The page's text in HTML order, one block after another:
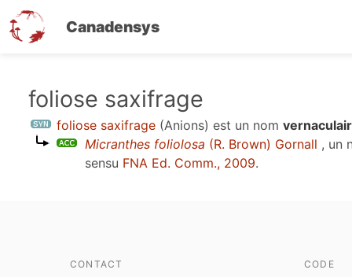
Canadensys
contenu
principal
foliose saxifrage
foliose saxifrage (Anions) est un nom
Micranthes foliolosa (R. Brown) Gornall , un
sensu FNA Ed. Comm., 2009.
CONTACT CODE